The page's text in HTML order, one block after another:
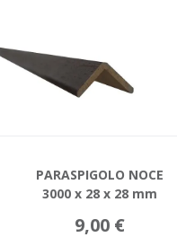
PARASPIGOLO NOCE
3000 x 28 x 28 mm
9,00 €